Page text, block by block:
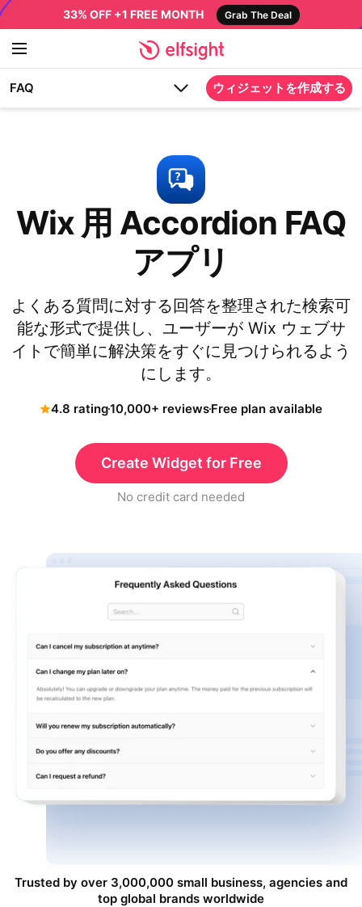
33% OFF +1 FREE MONTH Grab The Deal
FAQ ウィジェットを作成する
Wix 用 Accordion FAQ
アプリ
よくある質問に対する回答を整理された検索可
能な形式で提供し、ユーザーが Wix ウェブサ
イトで簡単に解決策をすぐに見つけられるよう
にします。
4.8 rating10,000+ reviewsFree plan available
Create Widget for Free
No credit card needed
Trusted by over 3,000,000 small business, agencies and
top global brands worldwide